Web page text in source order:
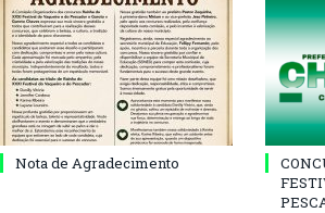
Nota de Agradecimento